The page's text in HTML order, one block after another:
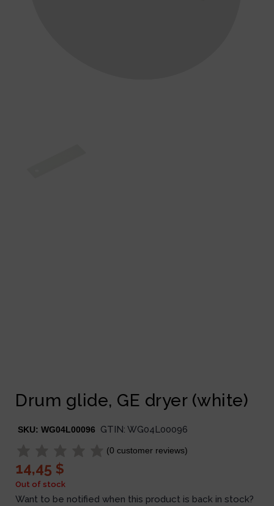
Drum glide, GE dryer (white)
SKU: WG04L00096 GTIN: WG04L00096
(0 customer reviews)
14,45 $
Out of stock
Want to be notified when this product is back in stock?